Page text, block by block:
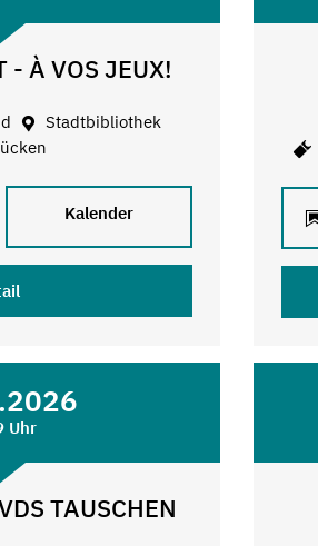
- À VOS JEUX!
Stadtbibliothek
Kalender
Uhr
TAUSCHEN